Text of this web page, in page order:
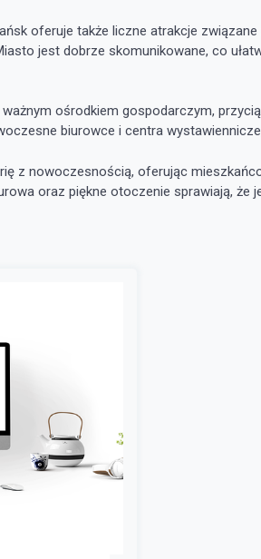
oferuje także liczne atrakcje
jest dobrze skomunikowane, co
ośrodkiem gospodarczym,
biurowce i centra
z nowoczesnością, oferując
oraz piękne otoczenie sprawiają,